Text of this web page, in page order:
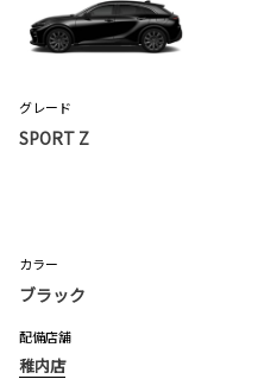
グレード
SPORT Z
カラー
ブラック
配備店舗
稚内店